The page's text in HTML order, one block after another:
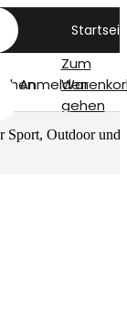
Anmelden
Zum
gehen
Sport, Outdoor und